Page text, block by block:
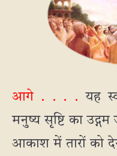
आगे . . . .यह
मनुष्य सृष्टि का उद्गम
आकाश में तारों को